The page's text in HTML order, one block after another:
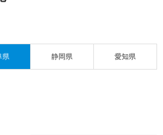
県 静岡県 愛知県